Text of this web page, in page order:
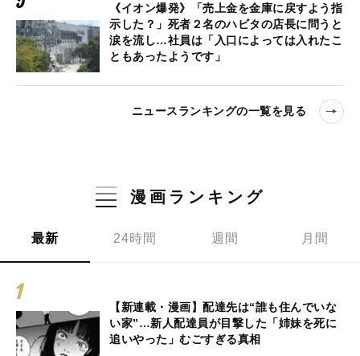
《イオン爆発》「売上金を金庫に戻すよう指
示した？」死者２名のハビタの店長に問うと
涙を流し…社員は「入口によっては入れたこ
ともあったようです」
ニュースランキングの一覧を見る
漫画ランキング
最新 24時間 週間 月間
【新連載・漫画】配達先は“誰も住んでいな
い家”…新人配達員が目撃した「姉妹を死に
追いやった」むごすぎる真相